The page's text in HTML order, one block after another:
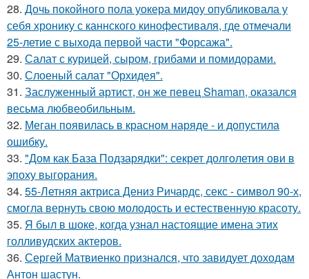
28. Дочь покойного пола уокера мидоу опубликовала у
себя хронику с каннского кинофестиваля, где отмечали
25-летие с выхода первой части "Форсажа".
29. Салат с курицей, сыром, грибами и помидорами.
30. Слоеный салат "Орхидея".
31. Заслуженный артист, он же певец Shaman, оказался
весьма любвеобильным.
32. Меган появилась в красном наряде - и допустила
ошибку.
33. "Дом как База Подзарядки": секрет долголетия ови в
эпоху выгорания.
34. 55-Летняя актриса Дениз Ричардс, секс - символ 90-х,
смогла вернуть свою молодость и естественную красоту.
35. Я был в шоке, когда узнал настоящие имена этих
голливудских актеров.
36. Сергей Матвиенко признался, что завидует доходам
Антон шастун.